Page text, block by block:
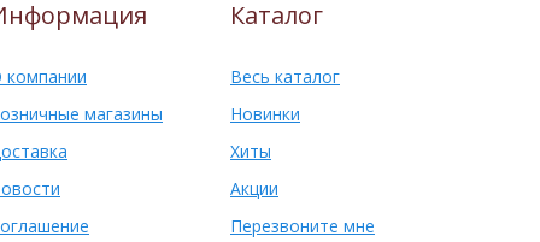
компании
магазины
Каталог
Весь каталог
Новинки
Хиты
Акции
Перезвоните мне